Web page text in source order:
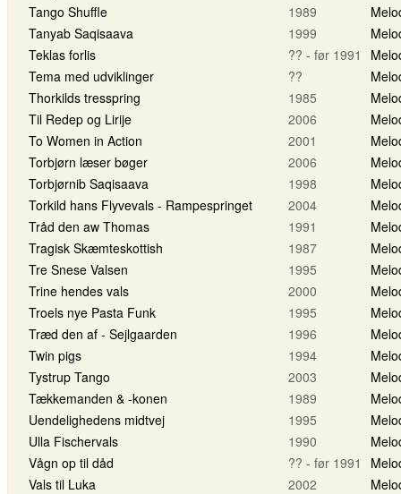
Tango Shuffle
1989
Tanyab Saqisaava
1999
Teklas forlis
?? - før 1991
Tema med udviklinger
??
Thorkilds tresspring
1985
Til Redep og Lirije
2006
To Women in Action
2001
Torbjørn læser bøger
2006
Torbjørnib Saqisaava
1998
Torkild hans Flyvevals - Rampespringet
2004
Tråd den aw Thomas
1991
Tragisk Skæmteskottish
1987
Tre Snese Valsen
1995
Trine hendes vals
2000
Troels nye Pasta Funk
1995
Træd den af - Sejlgaarden
1996
Twin pigs
1994
Tystrup Tango
2003
Tækkemanden & -konen
1989
Uendelighedens midtvej
1995
Ulla Fischervals
1990
Vågn op til dåd
?? - før 1991
Vals til Luka
2002